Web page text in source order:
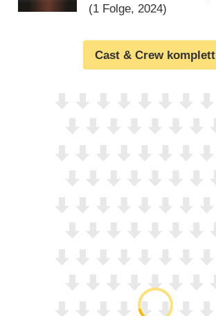
(1 Folge, 2024)
Cast & Crew komplett